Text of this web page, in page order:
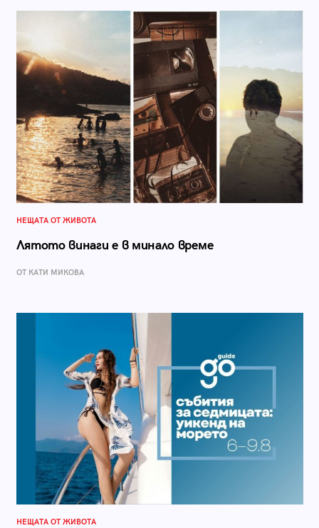
НЕЩАТА ОТ ЖИВОТА
Лятото винаги е в минало време
ОТ КАТИ МИКОВА
НЕЩАТА ОТ ЖИВОТА